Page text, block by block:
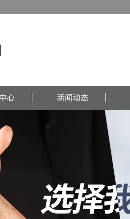
心 新闻动态